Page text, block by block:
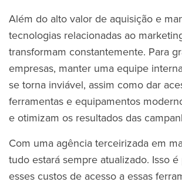
Além do alto valor de aquisição e
tecnologias relacionadas ao
transformam constantemente. Para
empresas, manter uma equipe
se torna inviável, assim como dar
ferramentas e equipamentos
e otimizam os resultados das
Com uma agência terceirizada em
tudo estará sempre atualizado. Isso
esses custos de acesso a essas